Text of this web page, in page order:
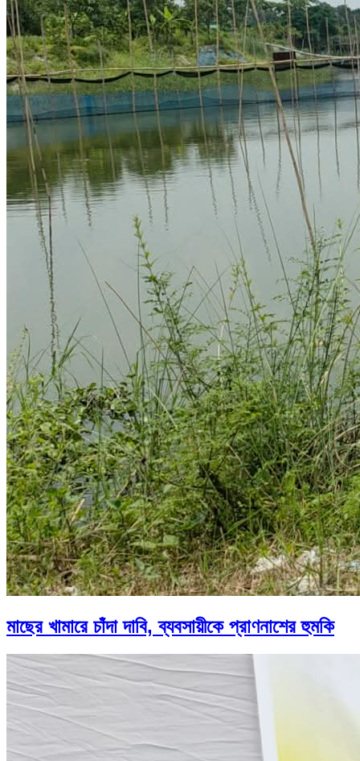
মাছের খামারে চাঁদা দাবি, ব্যবসায়ীকে প্রাণনাশের হুমকি